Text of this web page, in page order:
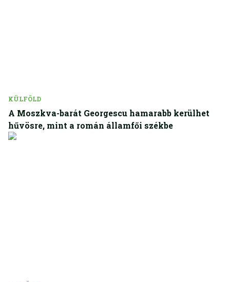
KÜLFÖLD
A Moszkva-barát Georgescu hamarabb kerülhet
hűvösre, mint a román államfői székbe